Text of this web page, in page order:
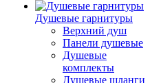
Душевые гарнитуры
Верхний душ
Панели душевые
Душевые
комплекты
Душевые шланги